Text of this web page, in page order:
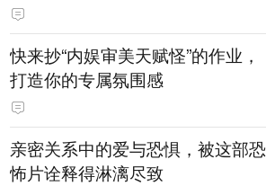
快来抄“内娱审美天赋怪”的作业，
打造你的专属氛围感
亲密关系中的爱与恐惧，被这部恐
怖片诠释得淋漓尽致